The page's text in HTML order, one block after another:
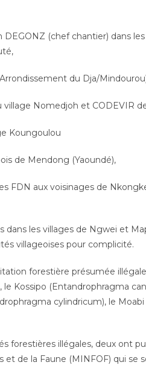
DEGONZ (chef chantier) dans
du Dja/
Nomedjoh et CODEVIR
Koungoulou
de Mendong (Yaoundé),
aux voisinages de
les villages de Ngwei et
villageoises pour complicité.
forestière présumée
Kossipo (Entandrophragma
cylindricum), le
forestières illégales, deux ont
de la Faune (MINFOF) qui se